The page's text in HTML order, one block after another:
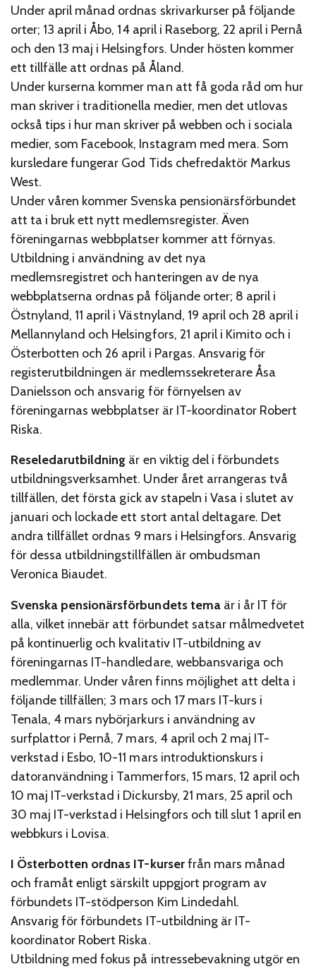
Under april månad ordnas skrivarkurser på följande
orter; 13 april i Åbo, 14 april i Raseborg, 22 april i Pernå
och den 13 maj i Helsingfors. Under hösten kommer
ett tillfälle att ordnas på Åland.
Under kurserna kommer man att få goda råd om hur
man skriver i traditionella medier, men det utlovas
också tips i hur man skriver på webben och i sociala
medier, som Facebook, Instagram med mera. Som
kursledare fungerar God Tids chefredaktör Markus
West.
Under våren kommer Svenska pensionärsförbundet
att ta i bruk ett nytt medlemsregister. Även
föreningarnas webbplatser kommer att förnyas.
Utbildning i användning av det nya
medlemsregistret och hanteringen av de nya
webbplatserna ordnas på följande orter; 8 april i
Östnyland, 11 april i Västnyland, 19 april och 28 april i
Mellannyland och Helsingfors, 21 april i Kimito och i
Österbotten och 26 april i Pargas. Ansvarig för
registerutbildningen är medlemssekreterare Åsa
Danielsson och ansvarig för förnyelsen av
föreningarnas webbplatser är IT-koordinator Robert
Riska.
Reseledarutbildning är en viktig del i förbundets
utbildningsverksamhet. Under året arrangeras två
tillfällen, det första gick av stapeln i Vasa i slutet av
januari och lockade ett stort antal deltagare. Det
andra tillfället ordnas 9 mars i Helsingfors. Ansvarig
för dessa utbildningstillfällen är ombudsman
Veronica Biaudet.
Svenska pensionärsförbundets temaär i år IT för
alla, vilket innebär att förbundet satsar målmedvetet
på kontinuerlig och kvalitativ IT-utbildning av
föreningarnas IT-handledare, webbansvariga och
medlemmar. Under våren finns möjlighet att delta i
följande tillfällen; 3 mars och 17 mars IT-kurs i
Tenala, 4 mars nybörjarkurs i användning av
surfplattor i Pernå, 7 mars, 4 april och 2 maj IT-
verkstad i Esbo, 10-11 mars introduktionskurs i
datoranvändning i Tammerfors, 15 mars, 12 april och
10 maj IT-verkstad i Dickursby, 21 mars, 25 april och
30 maj IT-verkstad i Helsingfors och till slut 1 april en
webbkurs i Lovisa.
I Österbotten ordnas IT-kurserfrån mars månad
och framåt enligt särskilt uppgjort program av
förbundets IT-stödperson Kim Lindedahl.
Ansvarig för förbundets IT-utbildning är IT-
koordinator Robert Riska.
Utbildning med fokus på intressebevakning utgör en